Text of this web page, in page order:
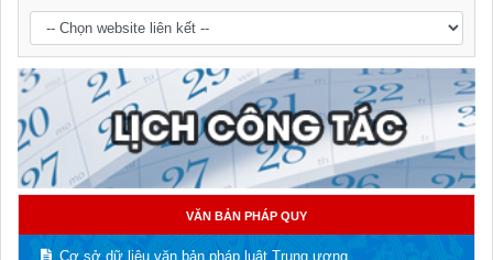
VĂN BẢN PHÁP QUY
Cơ sở dữ liệu văn bản pháp luật Trung ương